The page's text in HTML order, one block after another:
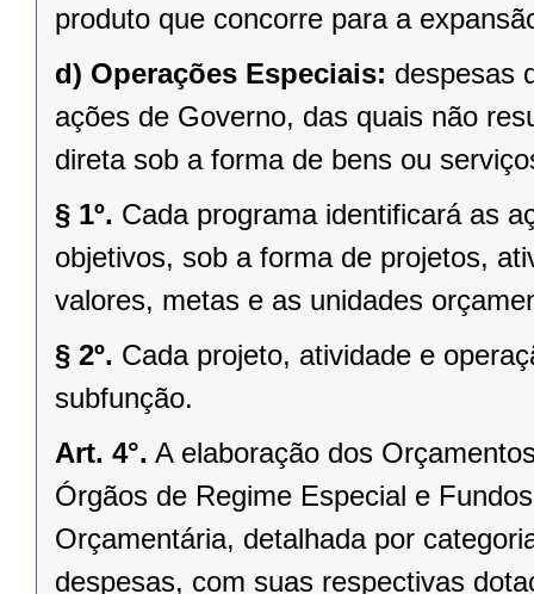
produto que concorre para a
d) Operações Especiais: despesas
ações de Governo, das quais não
direta sob a forma de bens ou
§ 1º. Cada programa identificará as
objetivos, sob a forma de projetos,
valores, metas e as unidades
§ 2º. Cada projeto, atividade e
subfunção.
Art. 4°. A elaboração dos
Órgãos de Regime Especial e
Orçamentária, detalhada por
despesas, com suas respectivas